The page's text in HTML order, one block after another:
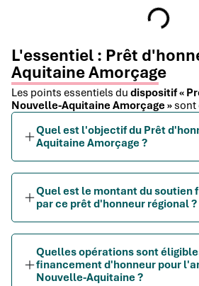
L'essentiel : Prêt
Aquitaine Amorçage
Les points essentiels du dispositif «
Nouvelle-Aquitaine Amorçage » sont
Quel est l'objectif du Prêt
Aquitaine Amorçage ?
Quel est le montant du soutien
par ce prêt d'honneur régional ?
Quelles opérations sont
financement d'honneur pour
Nouvelle-Aquitaine ?